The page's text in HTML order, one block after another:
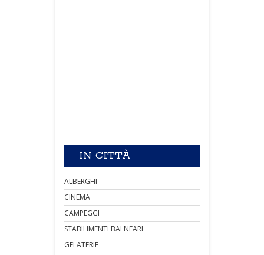
IN CITTÀ
ALBERGHI
CINEMA
CAMPEGGI
STABILIMENTI BALNEARI
GELATERIE